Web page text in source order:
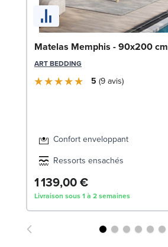
Matelas Memphis - 90x200 cm
ART BEDDING
5 9avis
Confort enveloppant
Ressorts ensachés
1 139,00 €
Livraison sous 1 à 2 semaines